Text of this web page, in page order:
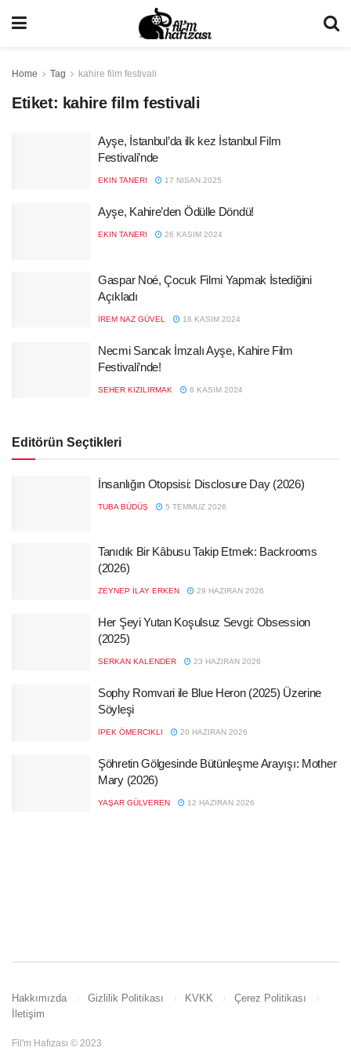
Home Tag kahire film festivali
Etiket: kahire film festivali
Ayşe, İstanbul’da ilk kez İstanbul Film
Festivali’nde
EKIN TANERI 17 NISAN 2025
Ayşe, Kahire’den Ödülle Döndü!
EKIN TANERI 26 KASIM 2024
Gaspar Noé, Çocuk Filmi Yapmak İstediğini
Açıkladı
İREM NAZ GÜVEL 18 KASIM 2024
Necmi Sancak İmzalı Ayşe, Kahire Film
Festivali’nde!
SEHER KIZILIRMAK 6 KASIM 2024
Editörün Seçtikleri
İnsanlığın Otopsisi: Disclosure Day (2026)
TUBA BÜDÜŞ 5 TEMMUZ 2026
Tanıdık Bir Kâbusu Takip Etmek: Backrooms
(2026)
ZEYNEP İLAY ERKEN 29 HAZIRAN 2026
Her Şeyi Yutan Koşulsuz Sevgi: Obsession
(2025)
SERKAN KALENDER 23 HAZIRAN 2026
Sophy Romvari ile Blue Heron (2025) Üzerine
Söyleşi
İPEK ÖMERCIKLI 20 HAZIRAN 2026
Şöhretin Gölgesinde Bütünleşme Arayışı: Mother
Mary (2026)
YAŞAR GÜLVEREN 12 HAZIRAN 2026
Hakkımızda Gizlilik Politikası KVKK
Çerez Politikası
İletişim
Fil'm Hafızası © 2023